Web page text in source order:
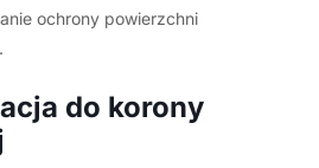
ochrony powierzchni
do korony